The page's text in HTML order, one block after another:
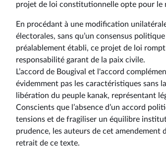
projet de loi constitutionnelle opte pour
En procédant à une modification
électorales, sans qu’un consensus
préalablement établi, ce projet de loi rompt
responsabilité garant de la paix civile.
L’accord de Bougival et l'accord
évidemment pas les caractéristiques sans
libération du peuple kanak, représentant
Conscients que l’absence d’un accord
tensions et de fragiliser un équilibre
prudence, les auteurs de cet amendement
retrait de ce texte.